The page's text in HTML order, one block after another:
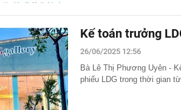
Kế toán trưởng
26/06/2025 12:56
Bà Lê Thị Phương Uyên -
phiếu LDG trong thời gian